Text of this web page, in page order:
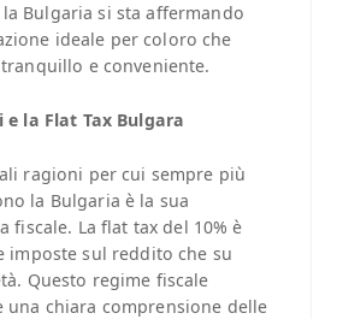
Bulgaria si sta affermando
ideale per coloro che
e conveniente.
e la Flat Tax Bulgara
ragioni per cui sempre più
la Bulgaria è la sua
fiscale. La flat tax del 10% è
imposte sul reddito che su
Questo regime fiscale
chiara comprensione delle